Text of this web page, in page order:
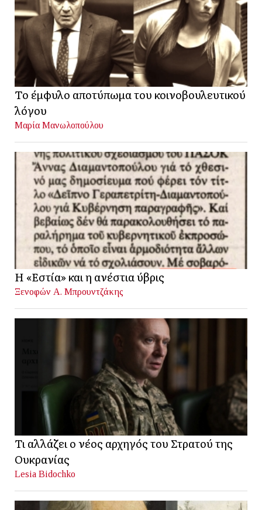
Το έμφυλο αποτύπωμα του κοινοβουλευτικού
λόγου
Μαρία Μανωλοπούλου
Η «Εστία» και η ανέστια ύβρις
Ξενοφών Α. Μπρουντζάκης
Τι αλλάζει ο νέος αρχηγός του Στρατού της
Ουκρανίας
Lesia Bidochko